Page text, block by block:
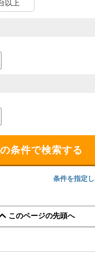
以上
条件を指定
このページの先頭へ